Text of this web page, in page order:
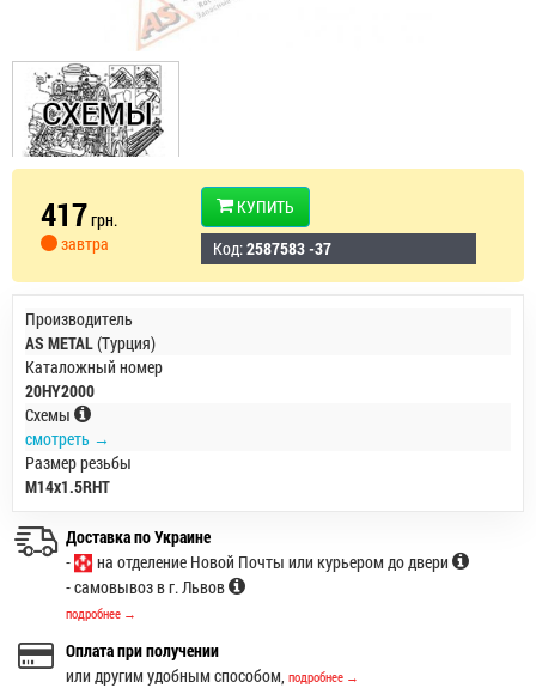
417грн.
завтра
КУПИТЬ
Код:2587583 -37
Производитель
AS METAL(Турция)
Каталожный номер
20HY2000
Схемы
смотреть →
Размер резьбы
M14x1.5RHT
Доставка по Украине
-
на отделение Новой Почты или курьером до двери
- самовывоз в г. Львов
подробнее →
Оплата при получении
или другим удобным способом, подробнее →